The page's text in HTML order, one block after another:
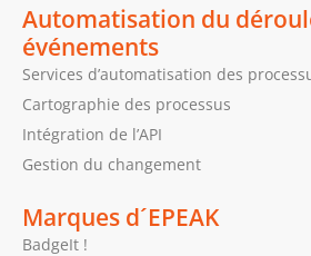
Automatisation du
événements
Services d’automatisation des
Cartographie des processus
Intégration de l’API
Gestion du changement
Marques d´EPEAK
BadgeIt !